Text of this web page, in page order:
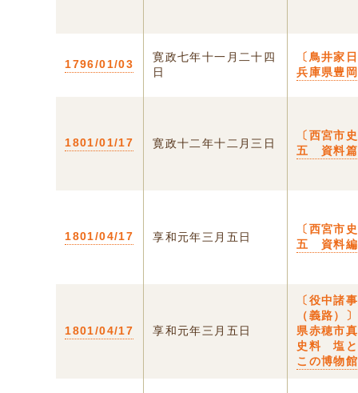
1796/01/03
寛政七年十一月二十四
日
〔鳥井家
兵庫県豊岡
1801/01/17 寛政十二年十二月三日
〔西宮
五 資料篇
1801/04/17 享和元年三月五日
〔西宮
五 資料編
1801/04/17 享和元年三月五日
〔役中諸
（義路）
県赤穂市
史料 塩
この博物館